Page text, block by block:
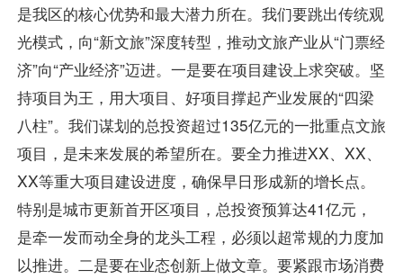
是我区的核心优势和最大潜力所在。我们要跳出传统观
光模式，向“新文旅”深度转型，推动文旅产业从“门票经
济”向“产业经济”迈进。一是要在项目建设上求突破。坚
持项目为王，用大项目、好项目撑起产业发展的“四梁
八柱”。我们谋划的总投资超过135亿元的一批重点文旅
项目，是未来发展的希望所在。要全力推进XX、XX、
XX等重大项目建设进度，确保早日形成新的增长点。
特别是城市更新首开区项目，总投资预算达41亿元，
是牵一发而动全身的龙头工程，必须以超常规的力度加
以推进。二是要在业态创新上做文章。要紧跟市场消费